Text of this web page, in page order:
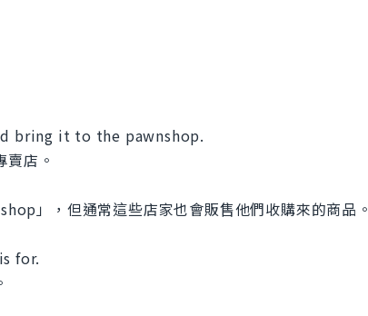
bring it to the pawnshop.
店。
」，但通常這些店家也會販售他們收購來的商品。
for.